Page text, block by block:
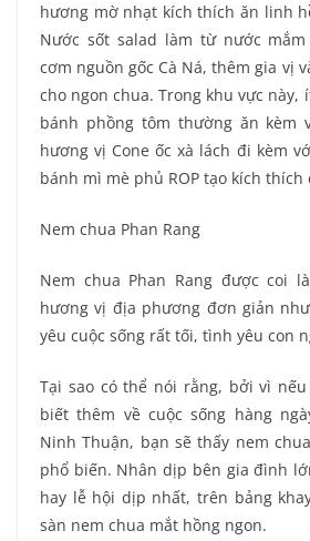
hương mờ nhạt kích thích ăn linh
Nước sốt salad làm từ nước
cơm nguồn gốc Cà Ná, thêm gia vị
cho ngon chua. Trong khu vực này,
bánh phồng tôm thường ăn kèm
hương vị Cone ốc xà lách đi kèm
bánh mì mè phủ ROP tạo kích
Nem chua Phan Rang
Nem chua Phan Rang được coi
hương vị địa phương đơn giản
yêu cuộc sống rất tối, tình yêu con
Tại sao có thể nói rằng, bởi vì
biết thêm về cuộc sống hàng
Ninh Thuận, bạn sẽ thấy nem
phổ biến. Nhân dịp bên gia đình
hay lễ hội dịp nhất, trên bảng
sàn nem chua mắt hồng ngon.